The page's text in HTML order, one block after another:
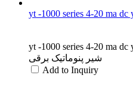
yt -1000 series 4-20 ma
yt -1000 series 4-20 ma
شیر پنوماتیک برقی
Add to Inquiry